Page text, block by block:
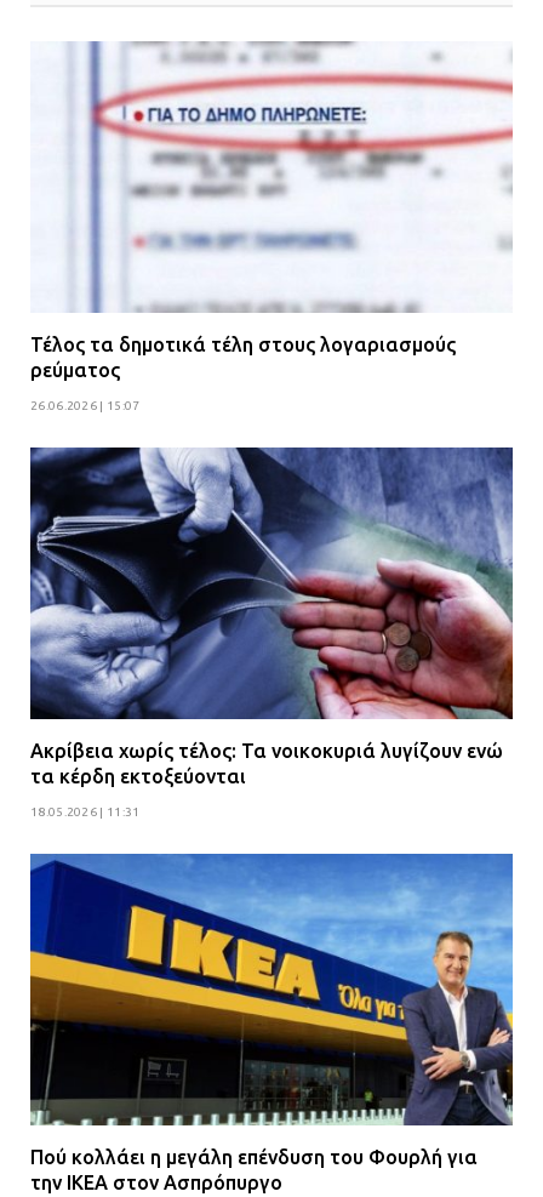
Τέλος τα δημοτικά τέλη στους λογαριασμούς
ρεύματος
26.06.2026 | 15:07
Ακρίβεια χωρίς τέλος: Τα νοικοκυριά λυγίζουν ενώ
τα κέρδη εκτοξεύονται
18.05.2026 | 11:31
Πού κολλάει η μεγάλη επένδυση του Φουρλή για
την ΙΚΕΑ στον Ασπρόπυργο